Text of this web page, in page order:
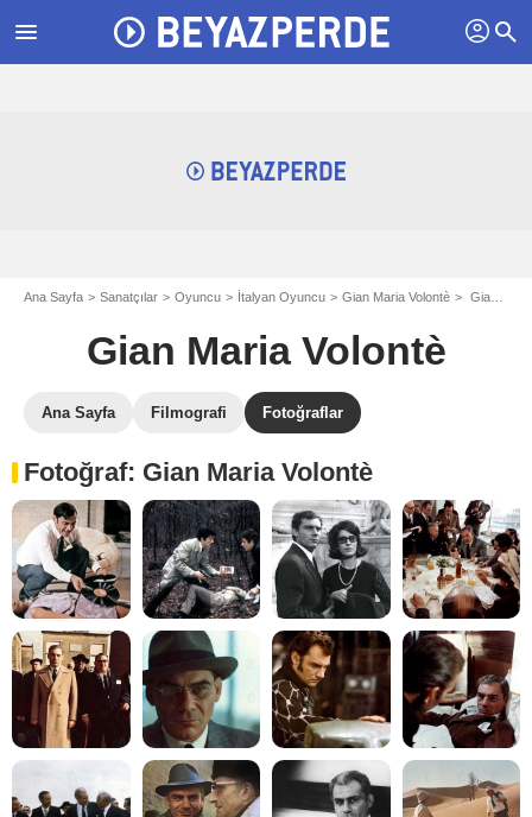
menu profil search
Ana Sayfa Sanatçılar Oyuncu İtalyan Oyuncu Gian Maria Volontè Gian Maria Volontè: Fotograflar
Gian Maria Volontè
Ana Sayfa Filmografi Fotoğraflar
Fotoğraf: Gian Maria Volontè